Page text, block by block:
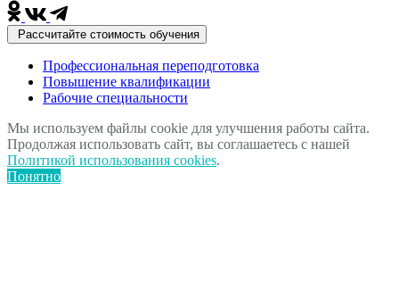
Рассчитайте стоимость обучения
Профессиональная переподготовка
Повышение квалификации
Рабочие специальности
Мы используем файлы cookie для улучшения работы сайта.
Продолжая использовать сайт, вы соглашаетесь с нашей
Политикой использования cookies.
Понятно